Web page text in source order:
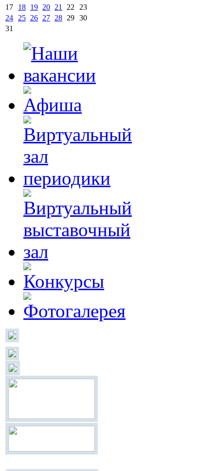
17
18 19 20 21 22
23
24
25 26 27 28 29 30
31